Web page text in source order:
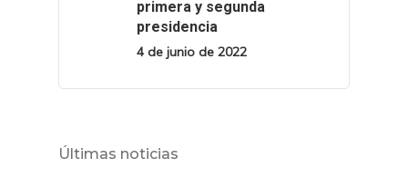
primera y segunda
presidencia
4 de junio de 2022
Últimas noticias